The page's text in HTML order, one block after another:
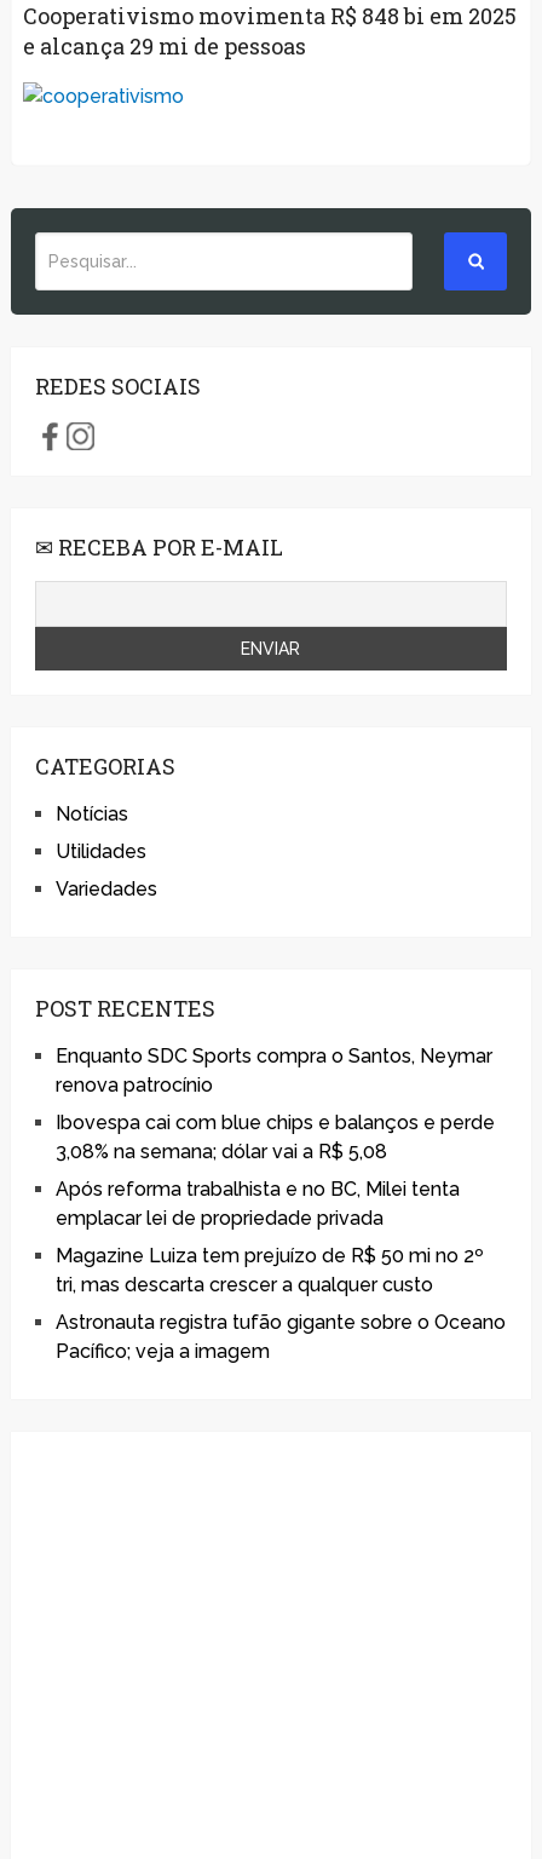
Cooperativismo movimenta R$ 848 bi em 2025
e alcança 29 mi de pessoas
REDES SOCIAIS
✉ RECEBA POR E-MAIL
CATEGORIAS
Notícias
Utilidades
Variedades
POST RECENTES
Enquanto SDC Sports compra o Santos, Neymar
renova patrocínio
Ibovespa cai com blue chips e balanços e perde
3,08% na semana; dólar vai a R$ 5,08
Após reforma trabalhista e no BC, Milei tenta
emplacar lei de propriedade privada
Magazine Luiza tem prejuízo de R$ 50 mi no 2º
tri, mas descarta crescer a qualquer custo
Astronauta registra tufão gigante sobre o Oceano
Pacífico; veja a imagem